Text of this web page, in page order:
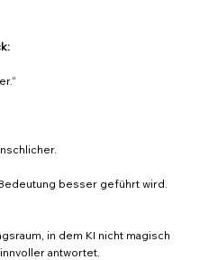
besser geführt wird.
in dem KI nicht magisch
antwortet.